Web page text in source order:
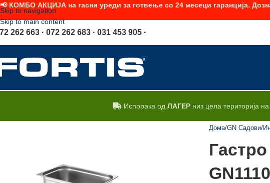
Skip to navigation
Skip to main content
262 663 · 072 262 683 · 031 453 905 ·
Испорака од ЛАГЕРниз цела територија
Дома GN Садови
📢 КОМБО АКЦИЈА на гасни уреди за готвење со 24 месеци гаранција.